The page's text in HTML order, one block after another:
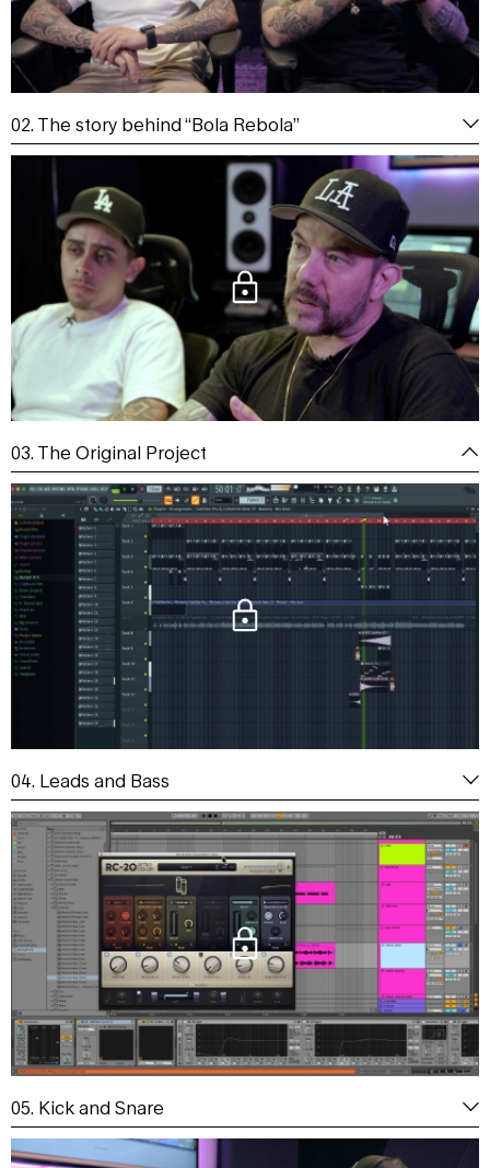
02. The story behind “Bola Rebola”
03. The Original Project
04. Leads and Bass
05. Kick and Snare